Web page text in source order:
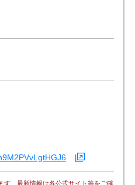
。最新情報は各公式サイト等をご確